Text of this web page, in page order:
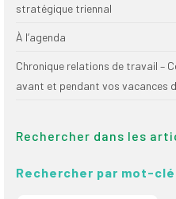
stratégique triennal
À l’agenda
Chronique relations de travail –
avant et pendant vos vacances
Rechercher dans les
Rechercher par mot-